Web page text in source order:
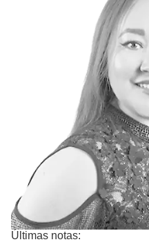
Últimas notas: